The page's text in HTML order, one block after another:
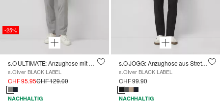
-25%
s.O ULTIMATE: Anzughose mit Hahnentritt-Muster
s.Oliver BLACK LABEL
CHF 95.95CHF 129.00
NACHHALTIG
s.O JOGG: Anzughose aus Stretch-Jersey
s.Oliver BLACK LABEL
CHF 99.90
NACHHALTIG